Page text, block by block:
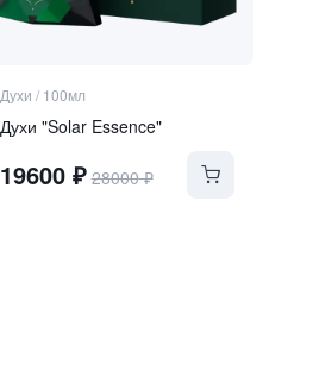
Духи / 100мл
Духи "Solar Essence"
19600₽ 28000₽